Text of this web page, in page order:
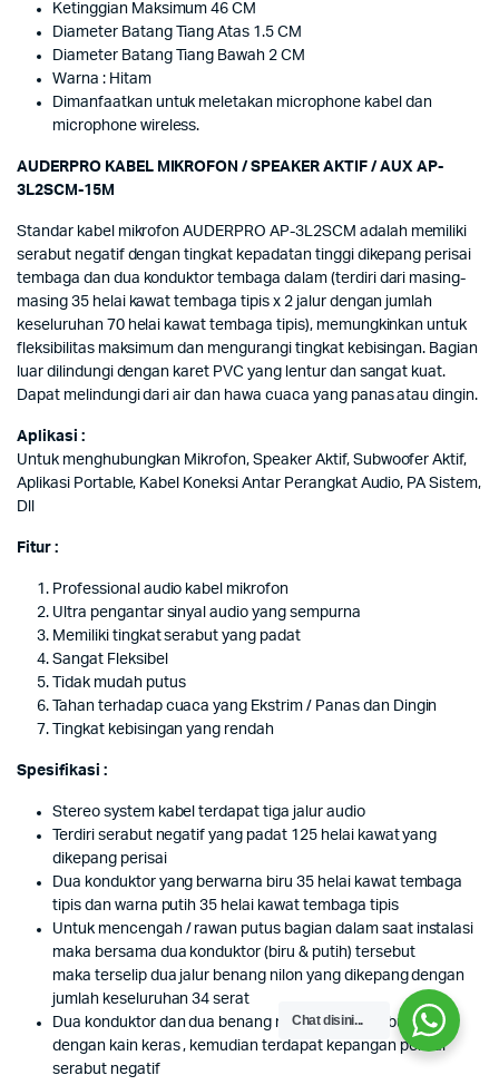
Ketinggian Maksimum 46 CM
Diameter Batang Tiang Atas 1.5 CM
Diameter Batang Tiang Bawah 2 CM
Warna : Hitam
Dimanfaatkan untuk meletakan microphone kabel dan
microphone wireless.
AUDERPRO KABEL MIKROFON / SPEAKER AKTIF / AUX AP-
3L2SCM-15M
Standar kabel mikrofon AUDERPRO AP-3L2SCM adalah memiliki
serabut negatif dengan tingkat kepadatan tinggi dikepang perisai
tembaga dan dua konduktor tembaga dalam (terdiri dari masing-
masing 35 helai kawat tembaga tipis x 2 jalur dengan jumlah
keseluruhan 70 helai kawat tembaga tipis), memungkinkan untuk
fleksibilitas maksimum dan mengurangi tingkat kebisingan. Bagian
luar dilindungi dengan karet PVC yang lentur dan sangat kuat.
Dapat melindungi dari air dan hawa cuaca yang panas atau dingin.
Aplikasi :
Untuk menghubungkan Mikrofon, Speaker Aktif, Subwoofer Aktif,
Aplikasi Portable, Kabel Koneksi Antar Perangkat Audio, PA Sistem,
Dll
Fitur :
Professional audio kabel mikrofon
Ultra pengantar sinyal audio yang sempurna
Memiliki tingkat serabut yang padat
Sangat Fleksibel
Tidak mudah putus
Tahan terhadap cuaca yang Ekstrim / Panas dan Dingin
Tingkat kebisingan yang rendah
Spesifikasi :
Stereo system kabel terdapat tiga jalur audio
Terdiri serabut negatif yang padat 125 helai kawat yang
dikepang perisai
Dua konduktor yang berwarna biru 35 helai kawat tembaga
tipis dan warna putih 35 helai kawat tembaga tipis
Untuk mencengah / rawan putus bagian dalam saat instalasi
maka bersama dua konduktor (biru & putih) tersebut
maka terselip dua jalur benang nilon yang dikepang dengan
jumlah keseluruhan 34 serat
Dua konduktor dan dua benang nilon tersebut dibungkus
dengan kain keras , kemudian terdapat kepangan perisai
serabut negatif
Chat disini...